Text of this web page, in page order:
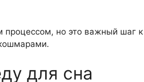
процессом, но это важный шаг к
для сна